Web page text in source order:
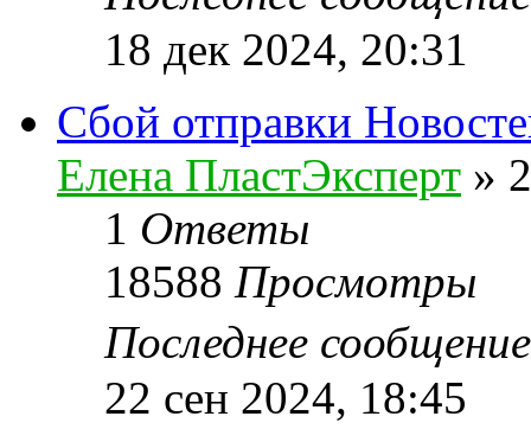
18 дек 2024, 20:31
Сбой отправки
Елена ПластЭксперт »
1 Ответы
18588 Просмотры
Последнее
22 сен 2024, 18:45